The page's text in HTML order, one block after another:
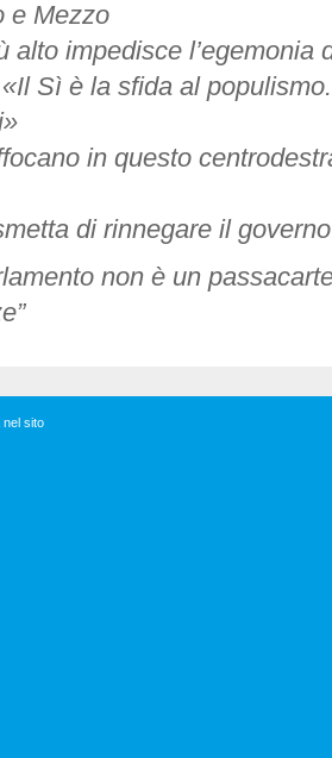
pericoloso”
e Mezzo
alto impedisce l’egemonia
Sì è la sfida al
in questo
di rinnegare il governo
non è un
nel sito